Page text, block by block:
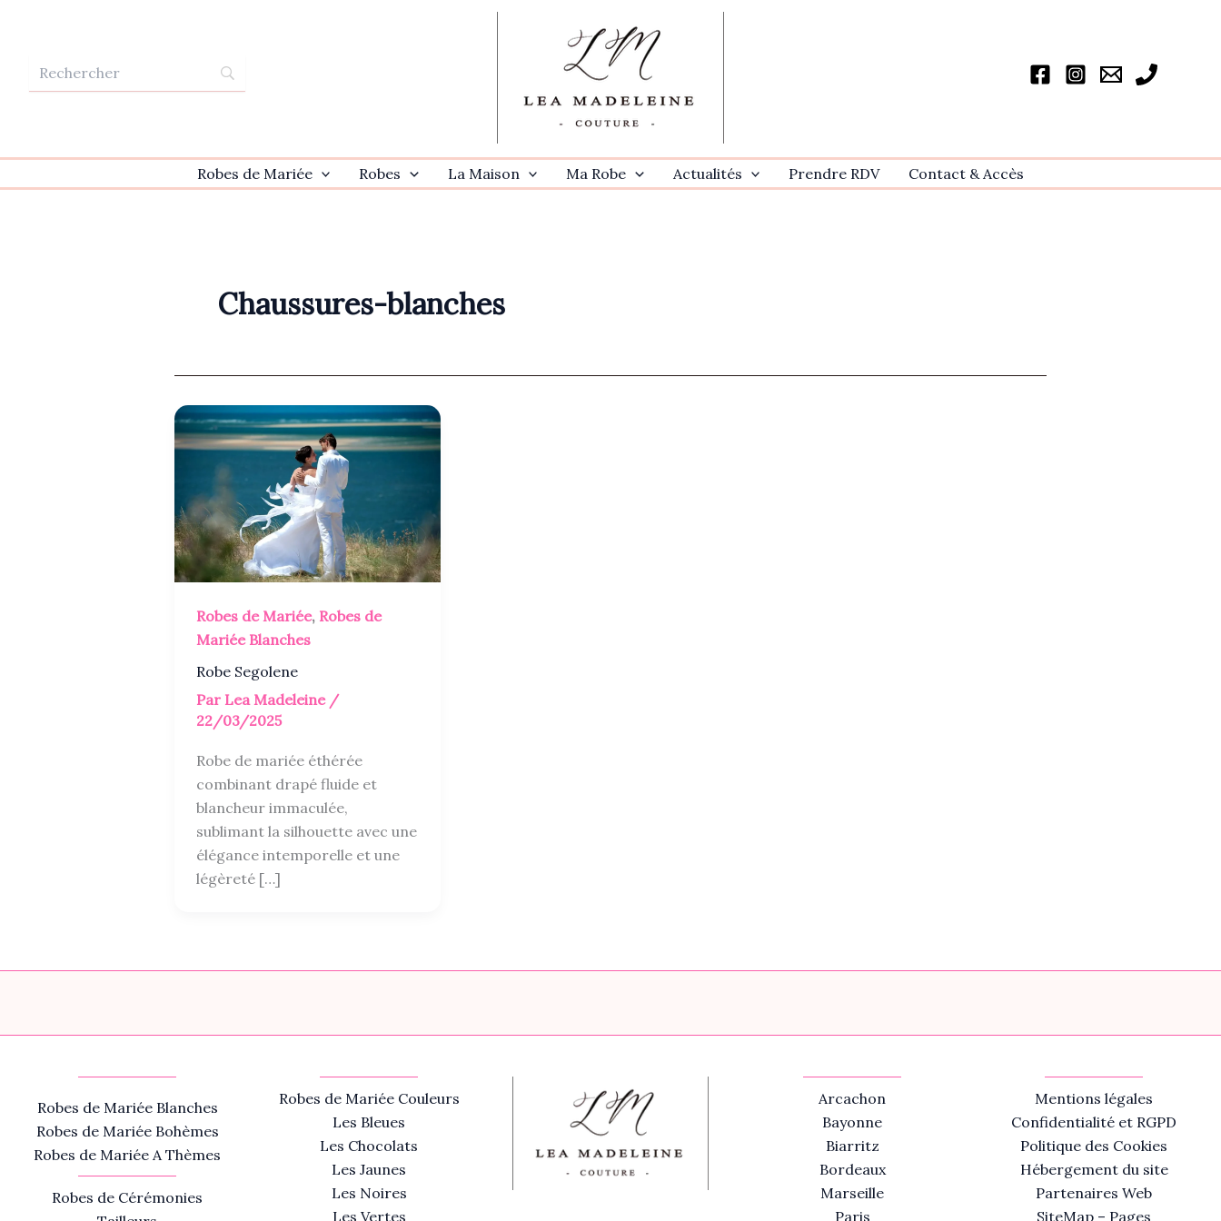
Robes de Mariée Robes La Maison Ma Robe Actualités Prendre RDV Contact & Accѐs
Chaussures-blanches
Robes de Mariée, Robes de
Mariée Blanches
Robe Segolene
Par Lea Madeleine /
22/03/2025
Robe de mariée éthérée
combinant drapé fluide et
blancheur immaculée,
sublimant la silhouette avec une
élégance intemporelle et une
légèreté […]
Robes de Mariée Blanches
Robes de Mariée Bohèmes
Robes de Mariée A Thèmes
Robes de Cérémonies
Robes de Mariée Couleurs
Les Bleues
Les Chocolats
Les Jaunes
Les Noires
Les Vertes
Arcachon
Bayonne
Biarritz
Bordeaux
Marseille
Paris
Mentions légales
Confidentialité et RGPD
Politique des Cookies
Hébergement du site
Partenaires Web
SiteMap – Pages